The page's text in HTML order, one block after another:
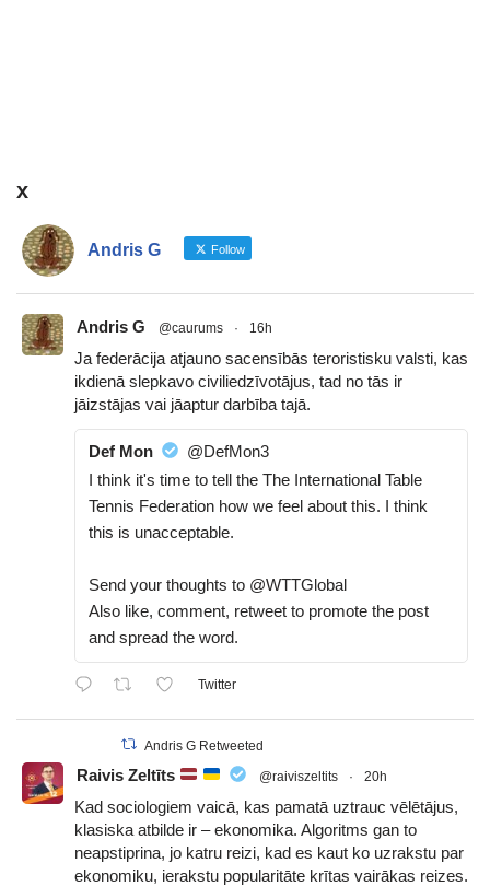
x
Andris G Follow
Andris G @caurums · 16h
Ja federācija atjauno sacensībās teroristisku valsti, kas
ikdienā slepkavo civiliedzīvotājus, tad no tās ir
jāizstājas vai jāaptur darbība tajā.
Def Mon
@DefMon3
I think it's time to tell the The International Table
Tennis Federation how we feel about this. I think
this is unacceptable.
Send your thoughts to @WTTGlobal
Also like, comment, retweet to promote the post
and spread the word.
Twitter
Andris G Retweeted
Raivis Zeltīts @raiviszeltits · 20h
Kad sociologiem vaicā, kas pamatā uztrauc vēlētājus,
klasiska atbilde ir – ekonomika. Algoritms gan to
neapstiprina, jo katru reizi, kad es kaut ko uzrakstu par
ekonomiku, ierakstu popularitāte krītas vairākas reizes.